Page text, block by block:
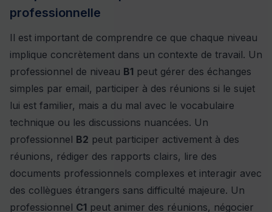
professionnelle
Il est important de comprendre ce que chaque niveau
implique concrètement dans un contexte de travail. Un
professionnel de niveau B1 peut gérer des échanges
simples par email, participer à des réunions si le sujet
lui est familier, mais a du mal avec le vocabulaire
technique ou les discussions nuancées. Un
professionnel B2 peut participer activement à des
réunions, rédiger des rapports clairs, lire des
documents professionnels complexes et interagir avec
des collègues étrangers sans difficulté majeure. Un
professionnel C1 peut animer des réunions, négocier